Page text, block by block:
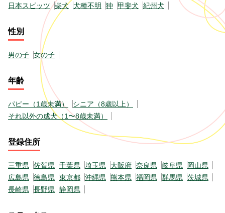
日本スピッツ
柴犬 犬種不明 狆 甲斐犬 紀州犬
性別
男の子 女の子
年齢
パピー（1歳未満）
シニア（8歳以上）
それ以外の成犬（1〜8歳未満）
登録住所
三重県 佐賀県 千葉県 埼玉県 大阪府 奈良県 岐阜県
岡山県
広島県
徳島県 東京都 沖縄県 熊本県 福岡県 群馬県
茨城県
長崎県
長野県 静岡県